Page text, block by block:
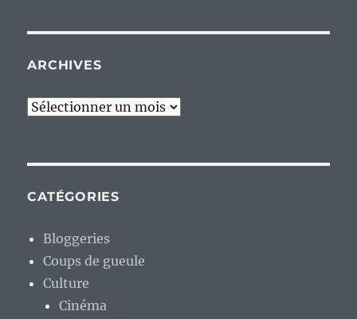
ARCHIVES
Archives
CATÉGORIES
Bloggeries
Coups de gueule
Culture
Cinéma